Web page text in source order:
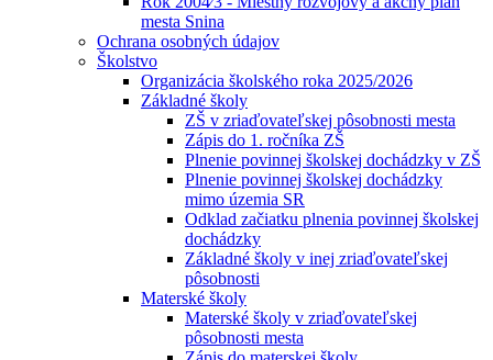
mesta Snina
Ochrana osobných údajov
Školstvo
Organizácia školského roka 2025/2026
Základné školy
ZŠ v zriaďovateľskej pôsobnosti mesta
Zápis do 1. ročníka ZŠ
Plnenie povinnej školskej dochádzky v ZŠ
Plnenie povinnej školskej dochádzky
mimo územia SR
Odklad začiatku plnenia povinnej školskej
dochádzky
Základné školy v inej zriaďovateľskej
pôsobnosti
Materské školy
Materské školy v zriaďovateľskej
pôsobnosti mesta